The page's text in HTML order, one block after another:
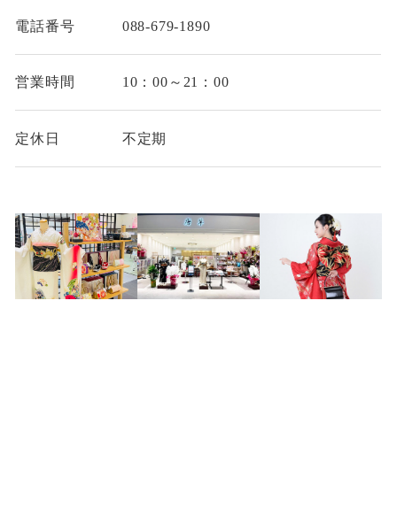
電話番号 088-679-1890
営業時間 10：00～21：00
定休日 不定期